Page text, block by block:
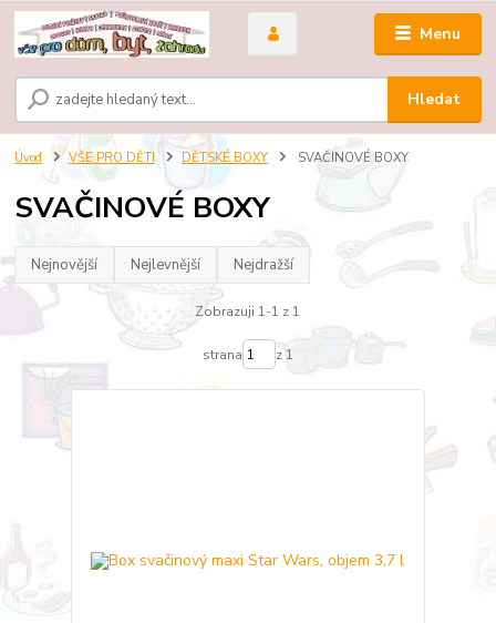
Menu
Hledat
Úvod VŠE PRO DĚTI DĚTSKÉ BOXY SVAČINOVÉ BOXY
SVAČINOVÉ BOXY
Nejnovější Nejlevnější Nejdražší
Zobrazuji 1-1 z 1
strana z 1